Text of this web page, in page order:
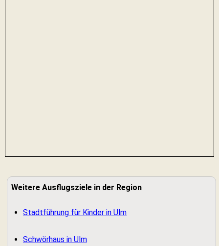
Weitere Ausflugsziele in der Region
Stadtführung für Kinder in Ulm
Schwörhaus in Ulm